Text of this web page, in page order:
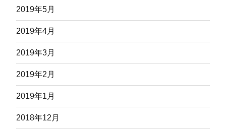
2019年5月
2019年4月
2019年3月
2019年2月
2019年1月
2018年12月